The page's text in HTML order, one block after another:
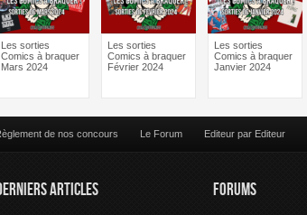
Les sorties
Comics à braquer
Mars 2024
Les sorties
Comics à braquer
Février 2024
Les sorties
Comics à braquer
Janvier 2024
de nos concours Le Forum Editeur par Editeur
ARTICLES FORUMS